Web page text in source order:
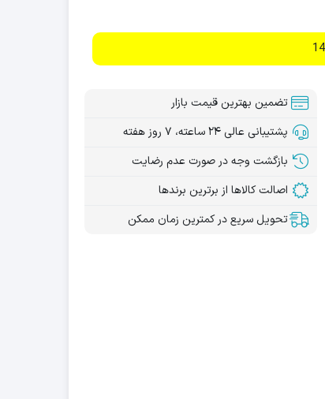
تضمین بهترین قیمت بازار
پشتیبانی عالی ۲۴ ساعته، ۷ روز هفته
بازگشت وجه در صورت عدم رضایت
اصالت کالاها از برترین برندها
تحویل سریع در کمترین زمان ممکن